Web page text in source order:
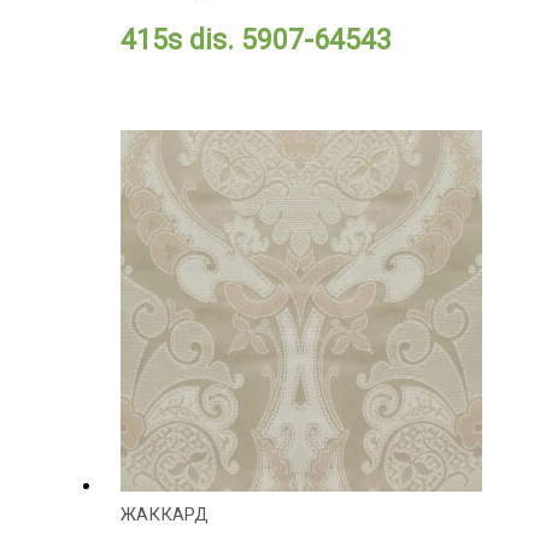
415s dis. 5907-64543
ЖАККАРД